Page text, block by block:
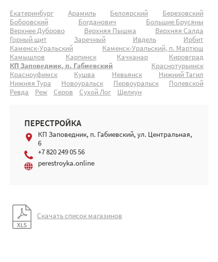
Екатеринбург Арамиль Белоярский
Березовский
Бобровский
Богданович
Большие Брусяны
Верхнее Дуброво
Верхняя Пышма
Верхняя Салда
Горный щит
Заречный Ивдель
Ирбит
Каменск-Уральский
Каменск-Уральский, п. Мартюш
Камышлов
Карпинск Качканар
Кировград
КП Заповедник, п. Габиевский
Краснотурьинск
Красноуфимск
Кушва Невьянск
Нижний Тагил
Нижняя Тура
Новоуральск Первоуральск
Полевской
Ревда
Реж Серов Сухой Лог Щелкун
ПЕРЕСТРОЙКА
КП Заповедник, п. Габиевский, ул. Центральная,
6
+7 820 249 05 56
perestroyka.online
Скачать список магазинов